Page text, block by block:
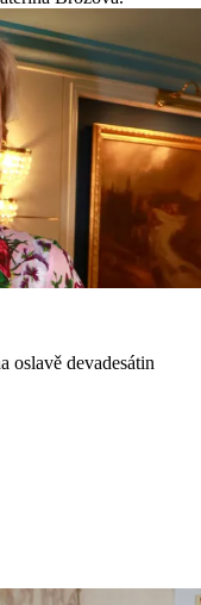
oslavě devadesátin